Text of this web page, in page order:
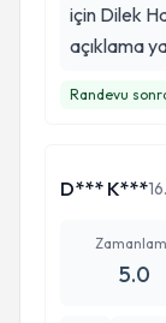
için Dilek
açıklama
Randevu
D*** K***
5.0